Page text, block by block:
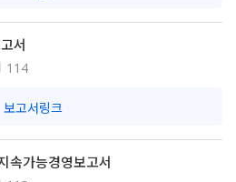
서
114
보고서링크
가능경영보고서